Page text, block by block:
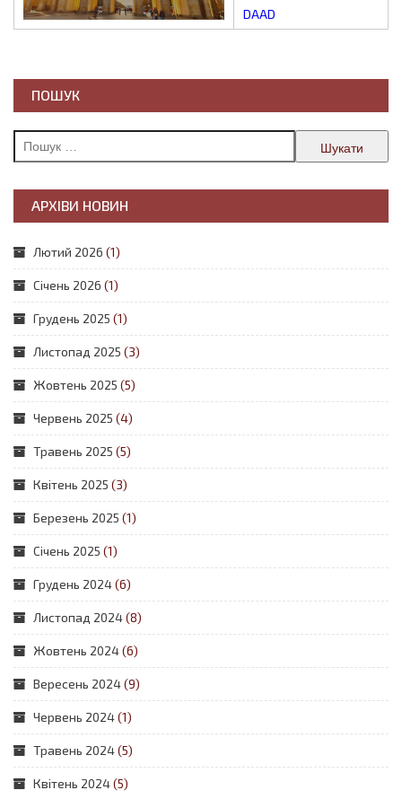
DAAD
ПОШУК
Пошук:
АРХІВИ НОВИН
Лютий 2026 (1)
Січень 2026 (1)
Грудень 2025 (1)
Листопад 2025 (3)
Жовтень 2025 (5)
Червень 2025 (4)
Травень 2025 (5)
Квітень 2025 (3)
Березень 2025 (1)
Січень 2025 (1)
Грудень 2024(6)
Листопад 2024(8)
Жовтень 2024(6)
Вересень 2024(9)
Червень 2024(1)
Травень 2024(5)
Квітень 2024(5)